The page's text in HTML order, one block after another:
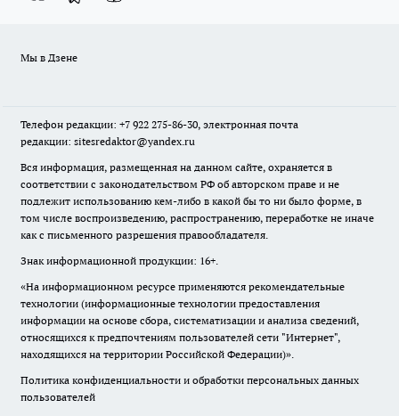
Мы в Дзене
Телефон редакции: +7 922 275-86-30, электронная почта
редакции: sitesredaktor@yandex.ru
Вся информация, размещенная на данном сайте, охраняется в
соответствии с законодательством РФ об авторском праве и не
подлежит использованию кем-либо в какой бы то ни было форме, в
том числе воспроизведению, распространению, переработке не иначе
как с письменного разрешения правообладателя.
Знак информационной продукции: 16+.
«На информационном ресурсе применяются рекомендательные
технологии (информационные технологии предоставления
информации на основе сбора, систематизации и анализа сведений,
относящихся к предпочтениям пользователей сети "Интернет",
находящихся на территории Российской Федерации)».
Политика конфиденциальности и обработки персональных данных
пользователей